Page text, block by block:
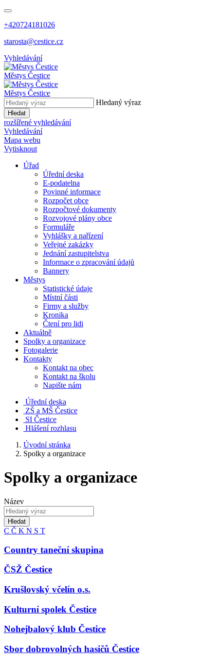
+420724181026
starosta@cestice.cz
Vyhledávání
Městys Čestice
Městys Čestice
Hledaný výraz
Hledat
rozšířené vyhledávání
Vyhledávání
Mapa webu
Vytisknout
Úřad
Úřední deska
E-podatelna
Povinné informace
Rozpočet obce
Rozpočtové dokumenty
Rozvojové plány obce
Formuláře
Vyhlášky a nařízení
Veřejné zakázky
Jednání zastupitelstva
Informace o zpracování údajů
Bannery
Městys
Statistické údaje
Místní části
Firmy a služby
Kronika
Čtení pro lidi
Aktuálně
Spolky a organizace
Fotogalerie
Kontakty
Kontakt na obec
Kontakt na školu
Napište nám
Úřední deska
ZŠ a MŠ Čestice
SI Čestice
Hlášení rozhlasu
Úvodní stránka
Spolky a organizace
Spolky a organizace
Název
Hledat
C Č K N S T
Country taneční skupina
ČSŽ Čestice
Krušlovský včelín o.s.
Kulturní spolek Čestice
Nohejbalový klub Čestice
Sbor dobrovolných hasičů Čestice